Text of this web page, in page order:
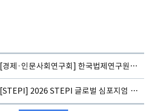
[경제·인문사회연구회] 한국법제연구원 원장 초빙 공고
[STEPI] 2026 STEPI 글로벌 심포지엄 개최 안내(5/28)